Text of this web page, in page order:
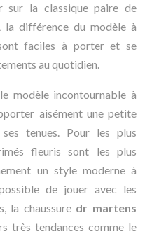
sur la classique paire de
différence du modèle à
faciles à porter et se
au quotidien.
modèle incontournable à
aisément une petite
tenues. Pour les plus
fleuris sont les plus
un style moderne à
de jouer avec les
la chaussure dr martens
très tendances comme le